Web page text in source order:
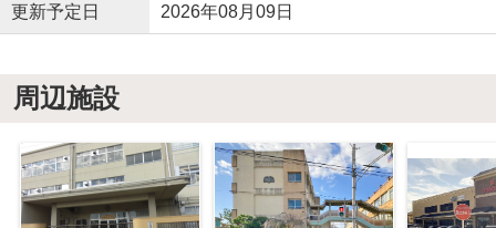
更新予定日 2026年08月09日
周辺施設